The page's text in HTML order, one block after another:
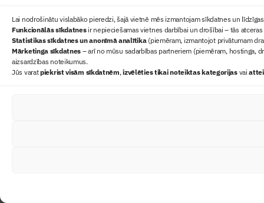
Lai nodrošinātu vislabāko pieredzi, šajā vietnē mēs izmantojam sīkdatnes un
Funkcionālās sīkdatnesir nepieciešamas vietnes darbībai un drošībai – tās
Statistikas sīkdatnes un anonīmā analītika(piemēram, izmantojot privātumam
Mārketinga sīkdatnes – arī no mūsu sadarbības partneriem (piemēram, hostinga,
aizsardzības noteikumus.
Jūs varatpiekrist visām sīkdatnēm,izvēlēties tikai noteiktas kategorijasvai